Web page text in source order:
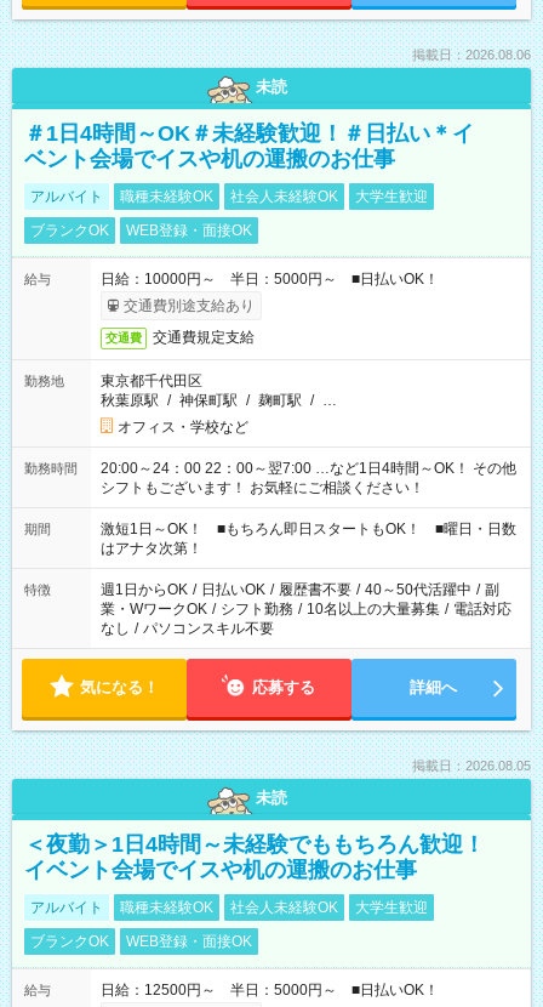
掲載日：2026.08.06
未読
＃1日4時間～OK＃未経験歓迎！＃日払い＊イ
ベント会場でイスや机の運搬のお仕事
アルバイト 職種未経験OK 社会人未経験OK
大学生歓迎
ブランクOK
WEB登録・面接OK
給与
日給：10000円～ 半日：5000円～ ■日払いOK！
交通費別途支給あり
交通費 交通費規定支給
勤務地
東京都千代田区
秋葉原駅 / 神保町駅 / 麹町駅 / …
オフィス・学校など
勤務時間
20:00～24：00 22：00～翌7:00 …など1日4時間～OK！ その他
シフトもございます！ お気軽にご相談ください！
期間
激短1日～OK！ ■もちろん即日スタートもOK！ ■曜日・日数
はアナタ次第！
特徴 週1日からOK / 日払いOK / 履歴書不要 / 40～50代活躍中 / 副
業・WワークOK / シフト勤務 / 10名以上の大量募集 / 電話対応
なし / パソコンスキル不要
気になる！ 応募する 詳細へ
掲載日：2026.08.05
未読
＜夜勤＞1日4時間～未経験でももちろん歓迎！
イベント会場でイスや机の運搬のお仕事
アルバイト 職種未経験OK 社会人未経験OK
大学生歓迎
ブランクOK
WEB登録・面接OK
給与
日給：12500円～ 半日：5000円～ ■日払いOK！